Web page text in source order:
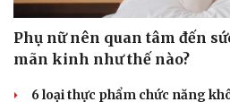
Phụ nữ nên quan tâm đến
mãn kinh như thế nào?
6 loại thực phẩm chức năng